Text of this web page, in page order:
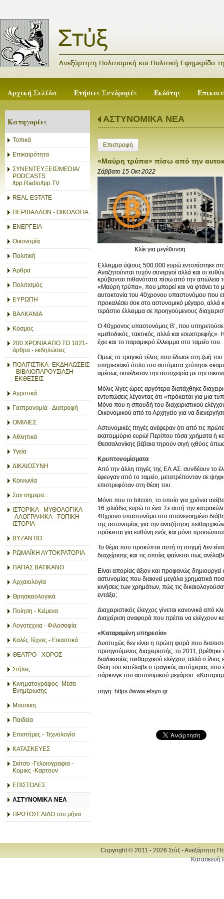
Αρχική Σελίδα Ετήσιες Συνδρομές Εκδότης
Κατηγορίες
Τοπικά
Επικαιρότητα
ΣΥΝΕΝΤΕΥΞΕΙΣ/MEDIA/
PODCASTS
/tpp.Radio/tpp.TV
REAL ESTATE
ΠΕΡΙΒΑΛΛΟΝ - ΟΙΚΟΛΟΓΙΑ
ΕΝΕΡΓΕΙΑ
Οικονομία
Πολιτική
Άρθρα
Πολιτισμός
ΕΥΡΩΠΗ
ΒΑΛΚΑΝΙΑ
Κόσμος
200 ΧΡΟΝΙΑ ΑΠΟ ΤΟ 1821-
άρθρα - εκδηλώσεις
ΠΟΛΙΤΙΣΤΙΚΑ- ΕΚΔΗΛΩΣΕΙΣ
- ΒΙΒΛΙΟΠΑΡΟΥΣΙΑΣΗ
-ΕΚΘΕΣΕΙΣ
Αγροτικά
Γαστρονομία - Διατροφή
ΟΜΙΛΙΕΣ
Αθλητικά
Υγεία
ΔΙΚΑΙΟΣΥΝΗ
Κοινωνία
Σαν σημερα...
ΙΣΤΟΡΙΚΑ - ΜΥΘΟΛΟΓΙΚΑ
-ΛΑΟΓΡΑΦΙΚΑ - ΤΟΠΙΚΗ
ΙΣΤΟΡΙΑ
ΒΥΖΑΝΤΙΟ
ΡΩΜΑΪΚΗ ΑΥΤΟΚΡΑΤΟΡΙΑ
ΠΑΠΑΣ ΒΑΤΙΚΑΝΟ
Αρχαιολογία
Θρησκειολογικά
Ποίηση - Κείμενα
Λογοτεχνια - Φιλοσοφία
Καλές Τέχνες - Εικαστικά
ΘΕΑΤΡΟ - ΧΟΡΟΣ
Στήλες
Κινηματογράφος -Μέσα
Ενημέρωσης
Μουσικη
Παιδεία
Επιστήμες - Τεχνολογία
ΚΑΤΑΣΚΕΥΕΣ
Σκίτσο -Γελοιογραφια -
Κομικς -Καρτουν
ΕΠΙΣΤΟΛΕΣ
ΑΣΤΥΝΟΜΙΚΑ ΝΕΑ
ΠΡΩΤΟΣΕΛΙΔΟ του μήνα
ΑΣΤΥΝΟΜΙΚΑ ΝΕΑ
Επιστροφή
«Μαύρη τρύπα» πίσω από την
Σάββατο 15 Οκτ 2022
Κλίκ για μεγέθυνση
Ελλειμμα ύψους 500.000 ευρώ εντοπίστηκε
Αναζητούνται τυχόν συνεργοί αλλά και οι
κρύβονται πιθανότατα πίσω από την απώλεια
«Μαύρη τρύπα», που μπορεί και να φτάνει το
αυτοκτονία του 40χρονου υπαστυνόμου που
προκαλέσει σοκ στο αστυνομικό μέγαρο, αλλά
τεράστιο έλλειμμα σε προηγούμενους
Ο 40χρονος υπαστυνόμος Β’, που υπηρετούσε
«μεθοδικός, τακτικός, αλλά και εσωστρεφής».
έχει και το παραμικρό έλλειμμα στο ταμείο του.
Ομως το τραγικό τέλος που έδωσε στη ζωή
υπηρεσιακό όπλο του αυτόματα χτύπησε
αμέσως συνέδεσαν την αυτοχειρία με την
Μόλις λίγες ώρες αργότερα διατάχθηκε
εντυπώσεις λέγοντας ότι «πρόκειται για μια
Μόνο που η σπουδή του διαχειριστικού
Οικονομικού από το Αρχηγείο για να
Αστυνομικές πηγές ανέφεραν ότι από τις
εκατομμύριο ευρώ! Περίπου τόσα χρήματα ή
Θεσσαλονίκης βέβαια τηρούν σιγή ιχθύος
Κρυπτονομίσματα
Από την άλλη πηγές της ΕΛ.ΑΣ. συνδέουν το
έφευγαν από το ταμείο, μετατρέπονταν σε
επιστρεφόταν στη θέση του.
Μόνο που το bitcoin, το οποίο για χρόνια
16 χιλιάδες ευρώ το ένα. Σε αυτή την
40χρονο υπαστυνόμο στο απονενοημένο
της αστυνομίας για την αναζήτηση
πρόκειται για ευθύνη ενός και μόνο
Το θέμα που προκύπτει αυτή τη στιγμή δεν
διαχείρισης και τις οποίες φαίνεται πως
Είναι απορίας άξιον και προφανώς δημιουργεί
αστυνομίας που διακινεί μεγάλα χρηματικά
κινήσεις των χρημάτων, πώς τις
εντάξει;
Διαχειριστικός έλεγχος γίνεται κανονικά
Διαχείριση αναφορά που πρέπει να ελέγχουν
«Καταραμένη υπηρεσία»
Δυστυχώς δεν είναι η πρώτη φορά που
προηγούμενος διαχειριστής, το 2011,
διαδικασίες πειθαρχικού ελέγχου, αλλά ο
θέση του κατέλαβε ο τραγικός αυτόχειρας
πάρκινγκ του αστυνομικού μεγάρου.
πηγη: https://www.efsyn.gr
Copyright © 2011 - 2026 Στύξ - Ανεξάρτητη
Κατασκευή